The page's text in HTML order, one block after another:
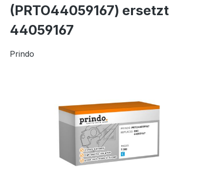
(PRTO44059167) ersetzt
44059167
Prindo